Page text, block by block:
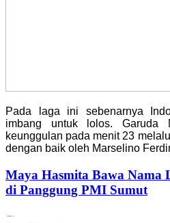
Pada laga ini sebenarnya
imbang untuk lolos. Garuda
keunggulan pada menit 23
dengan baik oleh Marselino
Maya Hasmita Bawa Nama
di Panggung PMI Sumut